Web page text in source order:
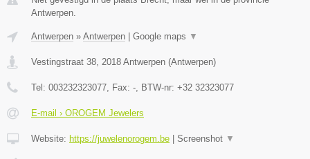
Antwerpen.
Antwerpen » Antwerpen Google maps ▼
Vestingstraat 38, 2018 Antwerpen (Antwerpen)
Tel: 003232323077, Fax: -, BTW-nr: +32 32323077
E-mail › OROGEM Jewelers
Website: https://juwelenorogem.be Screenshot ▼